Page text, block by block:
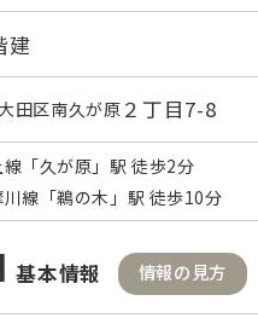
建
田区南久が原 ２丁目7-8
線 「久が原 」駅 徒歩2分
線 「鵜の木 」駅 徒歩10分
基本情報 情報の見方